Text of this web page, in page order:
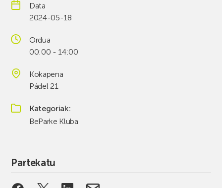
Data
2024-05-18
Ordua
00:00 - 14:00
Kokapena
Pádel 21
Kategoriak
BeParke Kluba
Partekatu